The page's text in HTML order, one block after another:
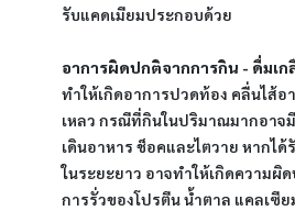
รับแคดเมียมประกอบด้วย
อาการผิดปกติจากการกิน - ดื่มเก
ทำให้เกิดอาการปวดท้อง คลื่นไส้อ
เหลว กรณีที่กินในปริมาณมากอาจ
เดินอาหาร ช็อคและไตวาย หากได้
ในระยะยาว อาจทำให้เกิดความผิ
การรั่วของโปรตีน น้ำตาล แคลเซี